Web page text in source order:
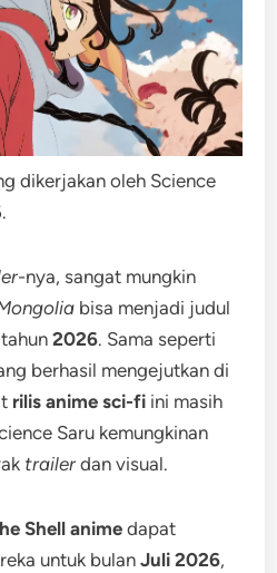
dikerjakan oleh Science
-nya, sangat mungkin
bisa menjadi judul
tahun2026. Sama seperti
berhasil mengejutkan di
rilis anime sci-fi ini masih
Saru kemungkinan
trailer dan visual.
Shell anime dapat
untuk bulanJuli 2026,